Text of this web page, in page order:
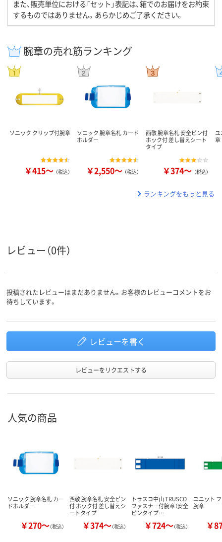
また、販売単位における「セット」表記は、箱でのお届けをお約束
するものではありません。あらかじめご了承ください。
腕章の売れ筋ランキング
ソニック クリップ付腕章
￥415～ （税込）
ソニック 腕章名札 カード
ホルダー
￥2,550～ （税込）
西敬 腕章名札 安全ピン付
ホック付 差し替えシート
タイプ
￥374～ （税込）
ランキングをもっと見る
レビュー（0件）
投稿されたレビューはまだありません。お客様のレビューコメントをお
待ちしています。
レビューを書く
レビューをリクエストする
人気の商品
ソニック 腕章名札 カー
ドホルダー
￥270～（税込）
西敬 腕章名札 安全ピン
付 ホック付 差し替えシ
ートタイプ
￥374～（税込）
トラスコ中山 TRUSCO
ファスナー付腕章（安全
ピンタイプ…
￥724～（税込）
ユニット
腕章
￥